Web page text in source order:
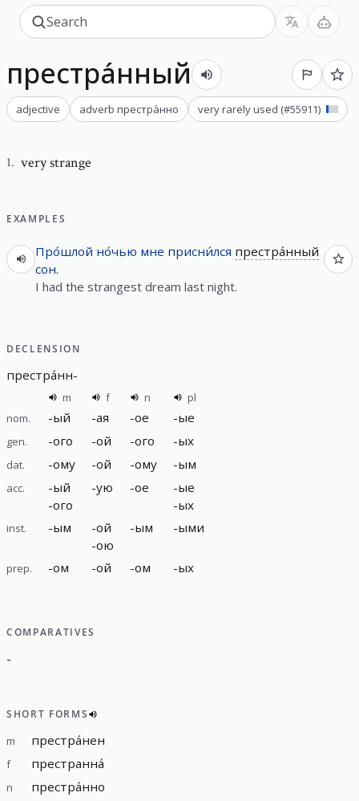
престра́нный
adjective adverb престра́нно very rarely used (#55911)
1. very strange
EXAMPLES
Про́шлой но́чью мне присни́лся престра́нный
сон.
I had the strangest dream last night.
DECLENSION
престра́нн-
m f n
pl
nom.
-ый -ая -ое -ые
gen. -ого -ой -ого -ых
dat. -ому -ой -ому -ым
acc. -ый
-ого
-ую -ое -ые
-ых
inst. -ым -ой
-ою
-ым -ыми
prep. -ом -ой -ом -ых
COMPARATIVES
-
SHORT FORMS
m престра́нен
f престранна́
n престра́нно